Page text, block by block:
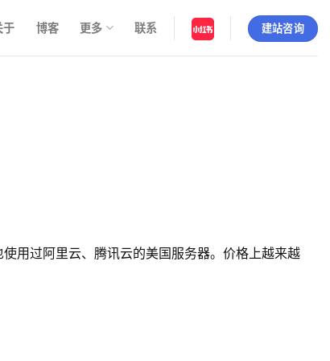
于 博客 更多 联系 建站咨询
用过阿里云、腾讯云的美国服务器。价格上越来越